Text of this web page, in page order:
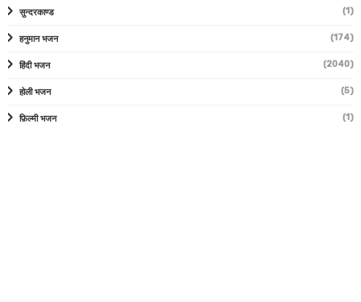
सुन्दरकाण्ड (1)
हनुमान भजन (174)
हिंदी भजन (2040)
होली भजन (5)
फ़िल्मी भजन (1)